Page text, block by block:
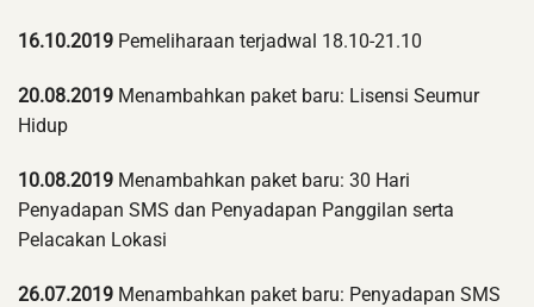
16.10.2019 Pemeliharaan terjadwal 18.10-21.10
20.08.2019 Menambahkan paket baru: Lisensi Seumur
Hidup
10.08.2019 Menambahkan paket baru: 30 Hari
Penyadapan SMS dan Penyadapan Panggilan serta
Pelacakan Lokasi
26.07.2019 Menambahkan paket baru: Penyadapan SMS